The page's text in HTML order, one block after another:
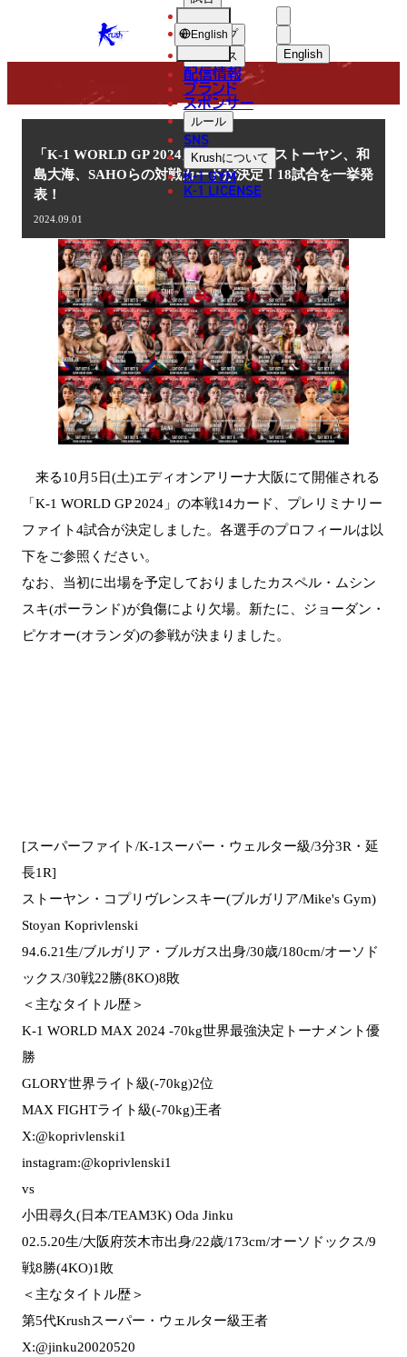
KRUSH English
한국어
中文（简体
ショップ
ニュース
配信情報
ブランド
スポンサー
ルール
SNS
Krushについて
K-1 GYM
K-1 LICENSE
English
NEWS
ニュース
「K-1 WORLD GP 2024」10.5(土)大阪 ストーヤン、和
島大海、SAHOらの対戦カードが決定！18試合を一挙発
表！
2024.09.01
来る10月5日(土)エディオンアリーナ大阪にて開催される
「K-1 WORLD GP 2024」の本戦14カード、プレリミナリー
ファイト4試合が決定しました。各選手のプロフィールは以
下をご参照ください。
なお、当初に出場を予定しておりましたカスペル・ムシン
スキ(ポーランド)が負傷により欠場。新たに、ジョーダン・
ピケオー(オランダ)の参戦が決まりました。
[スーパーファイト/K-1スーパー・ウェルター級/3分3R・延
長1R]
ストーヤン・コプリヴレンスキー(ブルガリア/Mike's Gym)
Stoyan Koprivlenski
94.6.21生/ブルガリア・ブルガス出身/30歳/180cm/オーソド
ックス/30戦22勝(8KO)8敗
＜主なタイトル歴＞
K-1 WORLD MAX 2024 -70kg世界最強決定トーナメント優
勝
GLORY世界ライト級(-70kg)2位
MAX FIGHTライト級(-70kg)王者
X:@koprivlenski1
instagram:@koprivlenski1
vs
小田尋久(日本/TEAM3K) Oda Jinku
02.5.20生/大阪府茨木市出身/22歳/173cm/オーソドックス/9
戦8勝(4KO)1敗
＜主なタイトル歴＞
第5代Krushスーパー・ウェルター級王者
X:@jinku20020520